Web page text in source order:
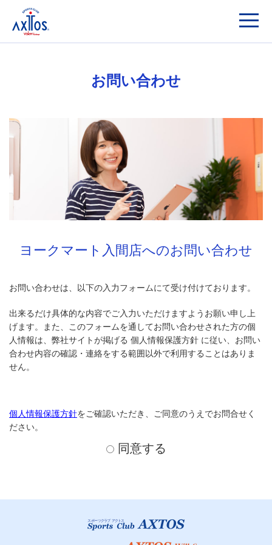
お問い合わせ
ヨークマート入間店へのお問い合わせ
お問い合わせは、以下の入力フォームにて受け付けております。
出来るだけ具体的な内容でご入力いただけますようお願い申し上
げます。また、このフォームを通してお問い合わせされた方の個
人情報は、弊社サイトが掲げる 個人情報保護方針 に従い、お問い
合わせ内容の確認・連絡をする範囲以外で利用することはありま
せん。
個人情報保護方針をご確認いただき、ご同意のうえでお問合せく
ださい。
同意する